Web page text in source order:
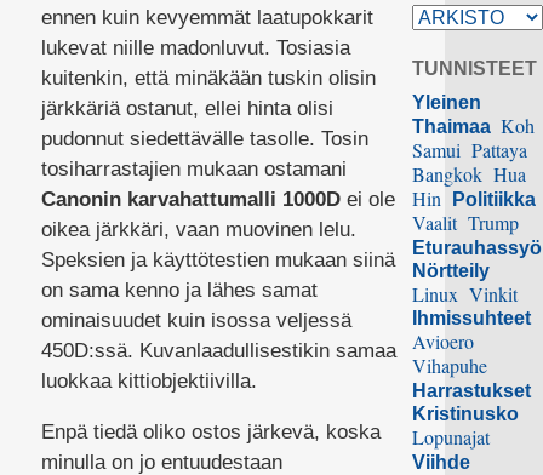
ennen kuin kevyemmät laatupokkarit
lukevat niille madonluvut. Tosiasia
kuitenkin, että minäkään tuskin olisin
järkkäriä ostanut, ellei hinta olisi
pudonnut siedettävälle tasolle. Tosin
tosiharrastajien mukaan ostamani
Canonin karvahattumalli 1000D ei ole
oikea järkkäri, vaan muovinen lelu.
Speksien ja käyttötestien mukaan siinä
on sama kenno ja lähes samat
ominaisuudet kuin isossa veljessä
450D:ssä. Kuvanlaadullisestikin samaa
luokkaa kittiobjektiivilla.
Enpä tiedä oliko ostos järkevä, koska
minulla on jo entuudestaan
TUNNISTEET
Yleinen
Thaimaa Koh
Samui Pattaya
Bangkok Hua
Hin
Politiikka
Vaalit Trump
Nörtteily
Linux Vinkit
Ihmissuhteet
Avioero
Vihapuhe
Harrastukset
Kristinusko
Lopunajat
Viihde